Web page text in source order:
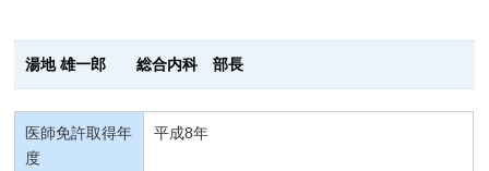
湯地 雄一郎 総合内科 部長
医師免許取得年
度
平成8年